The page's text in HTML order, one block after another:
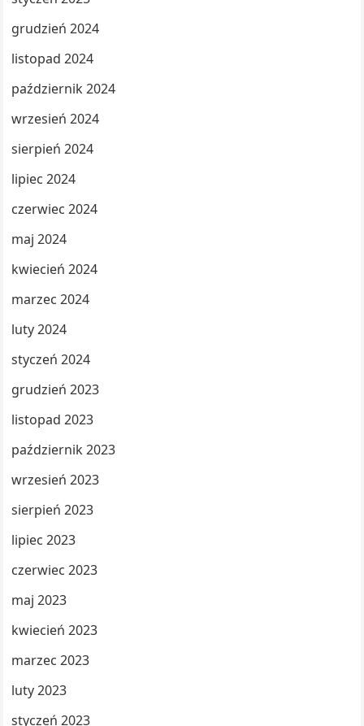
grudzień 2024
listopad 2024
październik 2024
wrzesień 2024
sierpień 2024
lipiec 2024
czerwiec 2024
maj 2024
kwiecień 2024
marzec 2024
luty 2024
styczeń 2024
grudzień 2023
listopad 2023
październik 2023
wrzesień 2023
sierpień 2023
lipiec 2023
czerwiec 2023
maj 2023
kwiecień 2023
marzec 2023
luty 2023
styczeń 2023